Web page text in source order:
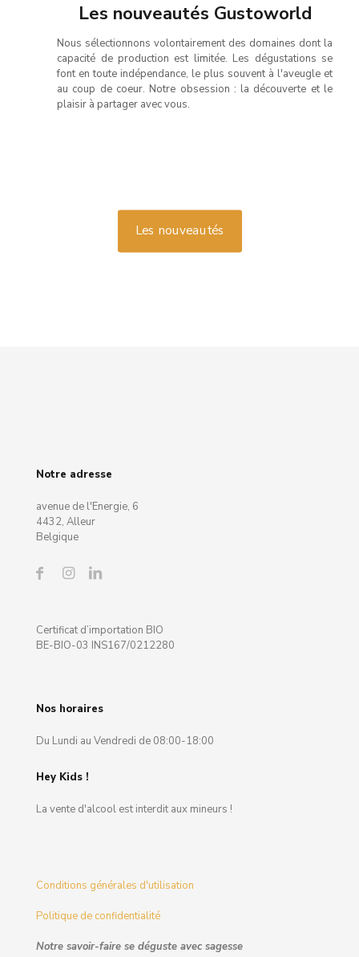
Les nouveautés Gustoworld
Nous sélectionnons volontairement des domaines dont la
capacité de production est limitée. Les dégustations se
font en toute indépendance, le plus souvent à l'aveugle et
au coup de coeur. Notre obsession : la découverte et le
plaisir à partager avec vous.
Les nouveautés
Notre adresse
avenue de l'Energie, 6
4432, Alleur
Belgique
Certificat d’importation BIO
BE-BIO-03 INS167/0212280
Nos horaires
Du Lundi au Vendredi de 08:00-18:00
Hey Kids !
La vente d'alcool est interdit aux mineurs !
Conditions générales d'utilisation
Politique de confidentialité
Notre savoir-faire se déguste avec sagesse